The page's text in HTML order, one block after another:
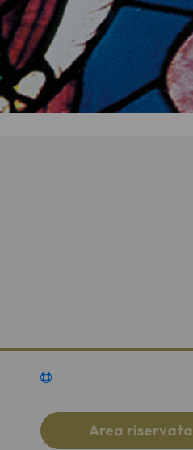
Area riservata